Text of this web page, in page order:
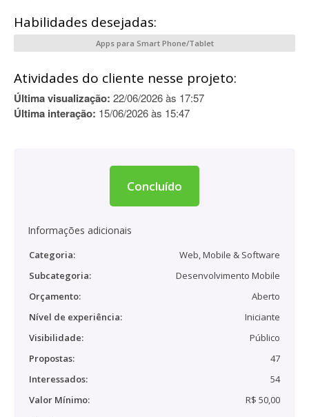
Habilidades desejadas:
Apps para Smart Phone/Tablet
Atividades do cliente nesse projeto:
Última visualização: 22/06/2026 às 17:57
Última interação: 15/06/2026 às 15:47
Concluído
Informações adicionais
Categoria:
Web, Mobile & Software
Subcategoria:
Desenvolvimento Mobile
Orçamento:
Aberto
Nível de experiência:
Iniciante
Visibilidade:
Público
Propostas:
47
Interessados:
54
Valor Mínimo:
R$ 50,00